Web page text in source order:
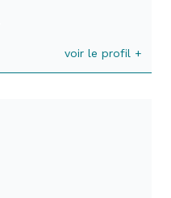
voir le profil +